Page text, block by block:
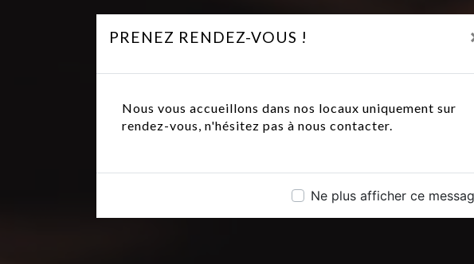
PRENEZ RENDEZ-VOUS !
Nous vous accueillons dans nos locaux uniquement sur
rendez-vous, n'hésitez pas à nous contacter.
Ne plus afficher ce